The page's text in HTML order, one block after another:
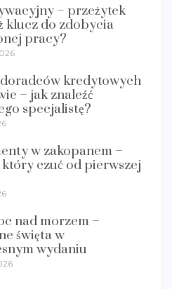
– przeżytek
klucz do zdobycia
pracy?
kredytowych
– jak znaleźć
specjalistę?
w zakopanem –
czuć od pierwszej
nad morzem –
święta w
wydaniu